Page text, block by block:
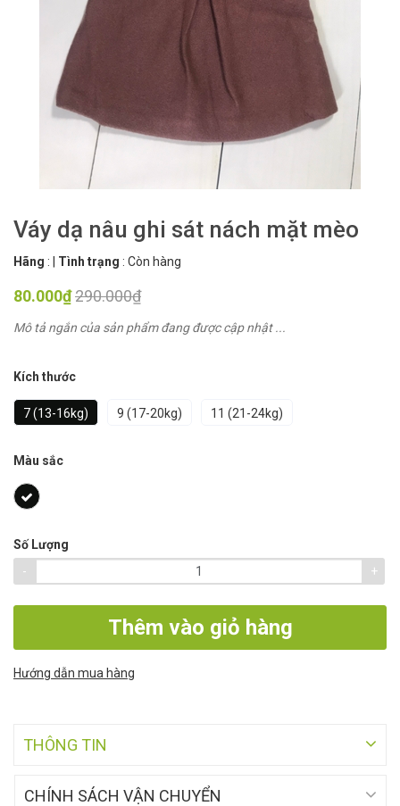
Váy dạ nâu ghi sát nách mặt mèo
Hãng : Tình trạng : Còn hàng
80.000₫290.000₫
Mô tả ngắn của sản phẩm đang được cập nhật ...
Kích thước
7 (13-16kg) 9 (17-20kg) 11 (21-24kg)
Màu sắc
Số Lượng
-
+
Thêm vào giỏ hàng
Hướng dẫn mua hàng
THÔNG TIN
CHÍNH SÁCH VẬN CHUYỂN